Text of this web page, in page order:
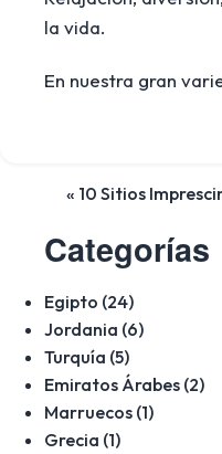
la vida.
En nuestra gran
« 10 Sitios
Categorías
Egipto (24)
Jordania (6)
Turquía (5)
Emiratos Árabes (2)
Marruecos (1)
Grecia (1)